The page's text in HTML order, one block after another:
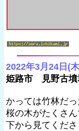
2022年3月24日(
姫路市 見野古墳
かっては竹林だ
桜の木がたくさん
下から見てくださ